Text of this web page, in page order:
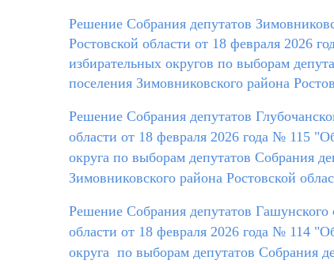
Решение Собрания депутатов
Ростовской области от 18 февраля 2026
избирательных округов по выборам
поселения Зимовниковского района
Решение Собрания депутатов
области от 18 февраля 2026 года № 115
округа по выборам депутатов Собрания
Зимовниковского района Ростовской
Решение Собрания депутатов Гашунского
области от 18 февраля 2026 года № 114
округа по выборам депутатов Собрания